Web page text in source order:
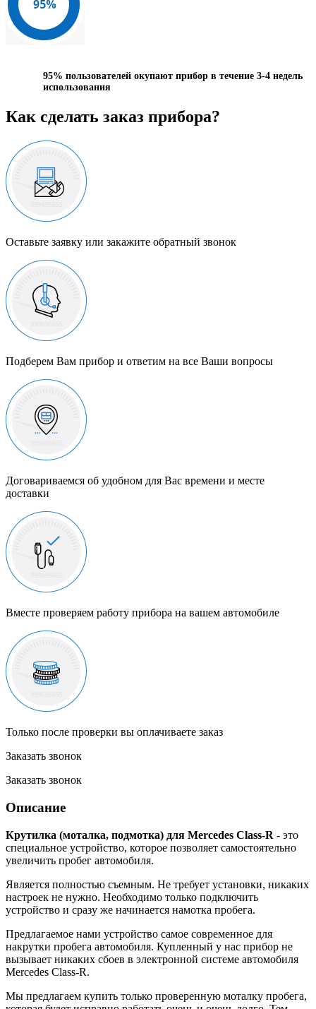
95% пользователей окупают прибор в течение 3-4 недель
использования
Как сделать заказ прибора?
Оставьте заявку или закажите обратный звонок
Подберем Вам прибор и ответим на все Ваши вопросы
Договариваемся об удобном для Вас времени и месте
доставки
Вместе проверяем работу прибора на вашем автомобиле
Только после проверки вы оплачиваете заказ
Заказать звонок
Заказать звонок
Описание
Крутилка (моталка, подмотка) для Mercedes Class-R - это
специальное устройство, которое позволяет самостоятельно
увеличить пробег автомобиля.
Является полностью съемным. Не требует установки, никаких
настроек не нужно. Необходимо только подключить
устройство и сразу же начинается намотка пробега.
Предлагаемое нами устройство самое современное для
накрутки пробега автомобиля. Купленный у нас прибор не
вызывает никаких сбоев в электронной системе автомобиля
Mercedes Class-R.
Мы предлагаем купить только проверенную моталку пробега,